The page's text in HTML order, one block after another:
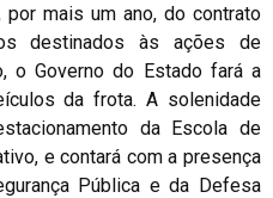
mais um ano, do contrato
destinados às ações de
o Governo do Estado fará a
da frota. A solenidade
da Escola de
e contará com a presença
Pública e da Defesa